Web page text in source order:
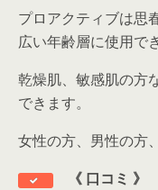
プロアクティブは思
広い年齢層に使用で
乾燥肌、敏感肌の方
できます。
女性の方、男性の方
《 口コミ 》